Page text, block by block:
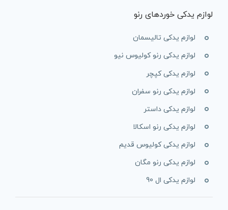
لوازم یدکی خوردهای رنو
لوازم یدکی تالیسمان
لوازم یدکی رنو کولیوس نیو
لوازم یدکی کپچر
لوازم یدکی رنو سفران
لوازم یدکی داستر
لوازم یدکی رنو اسکالا
لوازم یدکی کولیوس قدیم
لوازم یدکی رنو مگان
لوازم یدکی ال 90